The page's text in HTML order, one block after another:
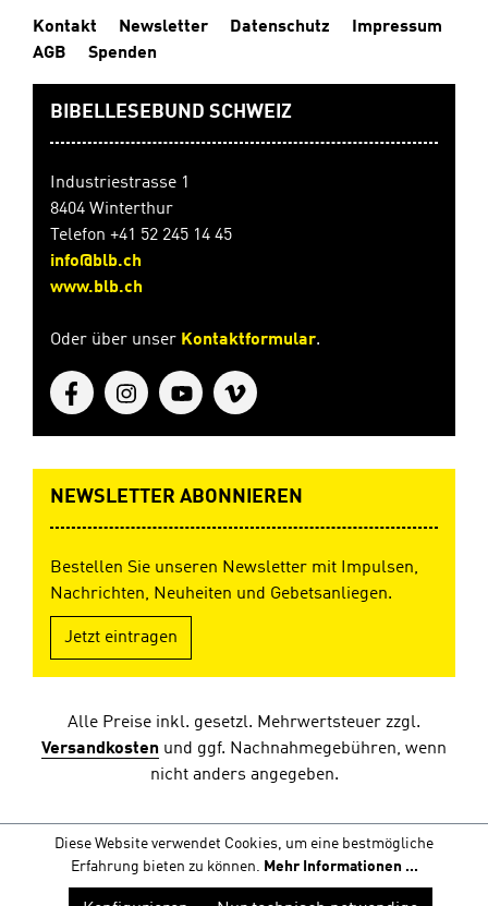
Kontakt Newsletter Datenschutz
Impressum
AGB
Spenden
BIBELLESEBUND SCHWEIZ
Industriestrasse 1
8404 Winterthur
Telefon +41 52 245 14 45
info@blb.ch
www.blb.ch
Oder über unser Kontaktformular.
NEWSLETTER ABONNIEREN
Bestellen Sie unseren Newsletter mit Impulsen,
Nachrichten, Neuheiten und Gebetsanliegen.
Jetzt eintragen
Alle Preise inkl. gesetzl. Mehrwertsteuer zzgl.
Versandkosten und ggf. Nachnahmegebühren, wenn
nicht anders angegeben.
Diese Website verwendet Cookies, um eine bestmögliche
Erfahrung bieten zu können. Mehr Informationen ...